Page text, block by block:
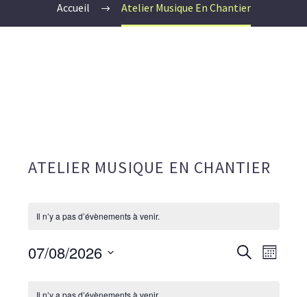
Accueil Atelier Musique En Chantier
ATELIER MUSIQUE EN CHANTIER
Il n’y a pas d’évènements à venir.
Recherche
Mois
07/08/2026
Il n’y a pas d’évènements à venir.